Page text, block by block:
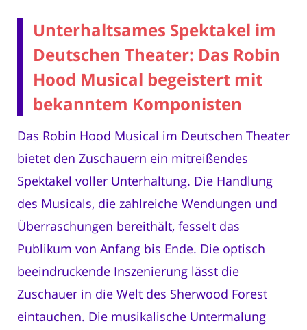
Unterhaltsames Spektakel im
Deutschen Theater: Das Robin
Hood Musical begeistert mit
bekanntem Komponisten
Das Robin Hood Musical im Deutschen Theater
bietet den Zuschauern ein mitreißendes
Spektakel voller Unterhaltung. Die Handlung
des Musicals, die zahlreiche Wendungen und
Überraschungen bereithält, fesselt das
Publikum von Anfang bis Ende. Die optisch
beeindruckende Inszenierung lässt die
Zuschauer in die Welt des Sherwood Forest
eintauchen. Die musikalische Untermalung